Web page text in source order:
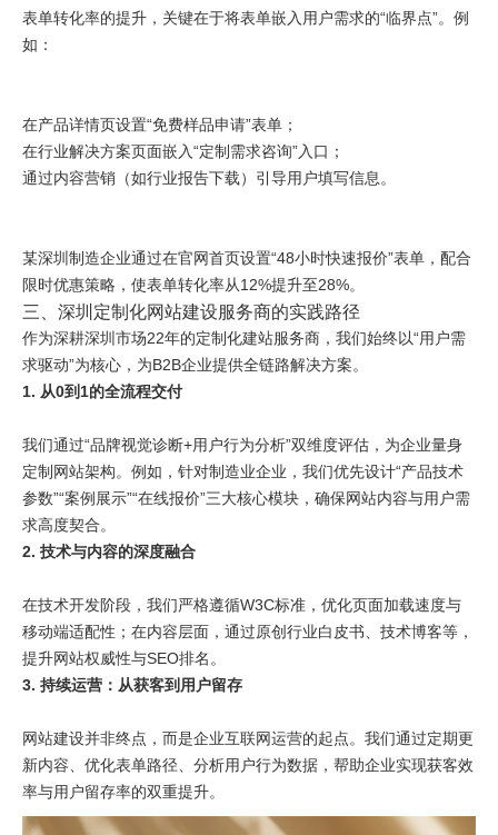
表单转化率的提升，关键在于将表单嵌入用户需求的“临界点”。例
如：
在产品详情页设置“免费样品申请”表单；
在行业解决方案页面嵌入“定制需求咨询”入口；
通过内容营销（如行业报告下载）引导用户填写信息。
某深圳制造企业通过在官网首页设置“48小时快速报价”表单，配合
限时优惠策略，使表单转化率从12%提升至28%。
三、深圳定制化网站建设服务商的实践路径
作为深耕深圳市场22年的定制化建站服务商，我们始终以“用户需
求驱动”为核心，为B2B企业提供全链路解决方案。
1. 从0到1的全流程交付
我们通过“品牌视觉诊断+用户行为分析”双维度评估，为企业量身
定制网站架构。例如，针对制造业企业，我们优先设计“产品技术
参数”“案例展示”“在线报价”三大核心模块，确保网站内容与用户需
求高度契合。
2. 技术与内容的深度融合
在技术开发阶段，我们严格遵循W3C标准，优化页面加载速度与
移动端适配性；在内容层面，通过原创行业白皮书、技术博客等，
提升网站权威性与SEO排名。
3. 持续运营：从获客到用户留存
网站建设并非终点，而是企业互联网运营的起点。我们通过定期更
新内容、优化表单路径、分析用户行为数据，帮助企业实现获客效
率与用户留存率的双重提升。